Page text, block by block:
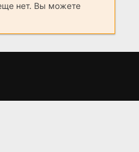
нет. Вы можете
Рыба Франкенштейна